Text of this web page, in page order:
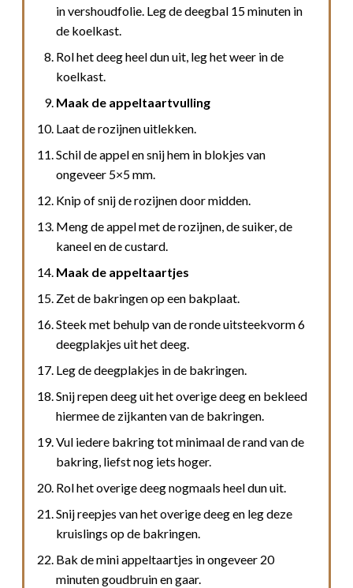
in vershoudfolie. Leg de deegbal 15 minuten in
de koelkast.
Rol het deeg heel dun uit, leg het weer in de
koelkast.
Maak de appeltaartvulling
Laat de rozijnen uitlekken.
Schil de appel en snij hem in blokjes van
ongeveer 5×5 mm.
Knip of snij de rozijnen door midden.
Meng de appel met de rozijnen, de suiker, de
kaneel en de custard.
Maak de appeltaartjes
Zet de bakringen op een bakplaat.
Steek met behulp van de ronde uitsteekvorm 6
deegplakjes uit het deeg.
Leg de deegplakjes in de bakringen.
Snij repen deeg uit het overige deeg en bekleed
hiermee de zijkanten van de bakringen.
Vul iedere bakring tot minimaal de rand van de
bakring, liefst nog iets hoger.
Rol het overige deeg nogmaals heel dun uit.
Snij reepjes van het overige deeg en leg deze
kruislings op de bakringen.
Bak de mini appeltaartjes in ongeveer 20
minuten goudbruin en gaar.